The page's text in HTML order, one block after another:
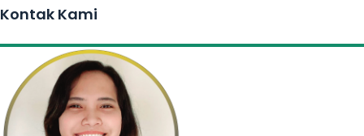
Kontak Kami